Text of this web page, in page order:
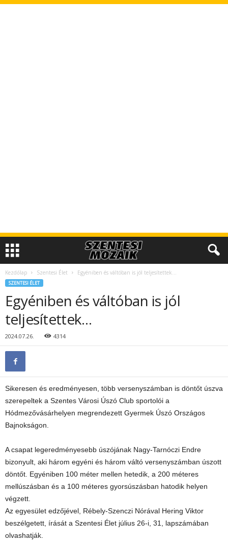
Kezdőlap Szentesi Élet Egyéniben és váltóban is jól teljesítettek…
SZENTESI ÉLET
Egyéniben és váltóban is jól
teljesítettek…
2024.07.26. 4314
Sikeresen és eredményesen, több versenyszámban is döntőt úszva
szerepeltek a Szentes Városi Úszó Club sportolói a
Hódmezővásárhelyen megrendezett Gyermek Úszó Országos
Bajnokságon.
A csapat legeredményesebb úszójának Nagy-Tarnóczi Endre
bizonyult, aki három egyéni és három váltó versenyszámban úszott
döntőt. Egyéniben 100 méter mellen hetedik, a 200 méteres
mellúszásban és a 100 méteres gyorsúszásban hatodik helyen
végzett.
Az egyesület edzőjével, Rébely-Szenczi Nórával Hering Viktor
beszélgetett, írását a Szentesi Élet július 26-i, 31, lapszámában
olvashatják.